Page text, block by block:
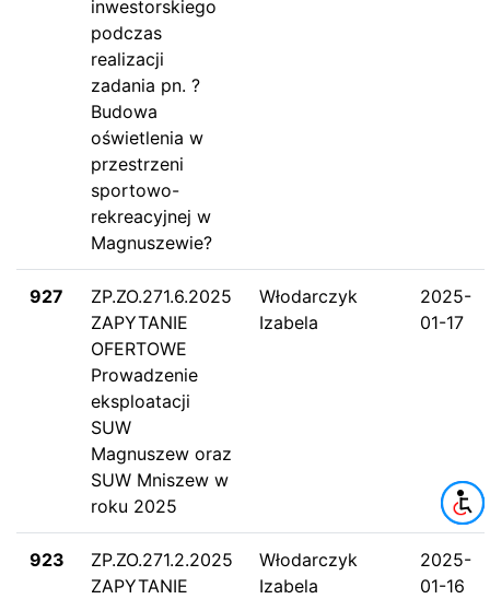
inwestorskiego
podczas
realizacji
zadania pn. ?
Budowa
oświetlenia w
przestrzeni
sportowo-
rekreacyjnej w
Magnuszewie?
927
ZP.ZO.271.6.2025
ZAPYTANIE
OFERTOWE
Prowadzenie
eksploatacji
SUW
Magnuszew oraz
SUW Mniszew w
roku 2025
Włodarczyk
Izabela
2025-
01-17
923
ZP.ZO.271.2.2025
ZAPYTANIE
Włodarczyk
Izabela
2025-
01-16